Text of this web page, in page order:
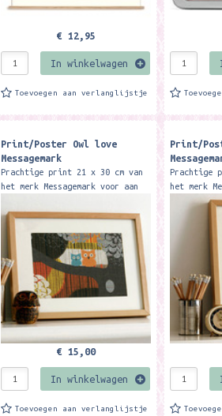
€ 12,95
In winkelwagen
Toevoegen aan verlanglijstje
Print/Poster Owl love
Messagemark
Prachtige print 21 x 30 cm van
het merk Messagemark voor aan
De prints zijn ontworpen en
gemaakt door Kyrie Kohlhagen...
€ 15,00
In winkelwagen
Toevoegen aan verlanglijstje
Print/
Prachtige
het merk
de muur
De prints
gemaakt